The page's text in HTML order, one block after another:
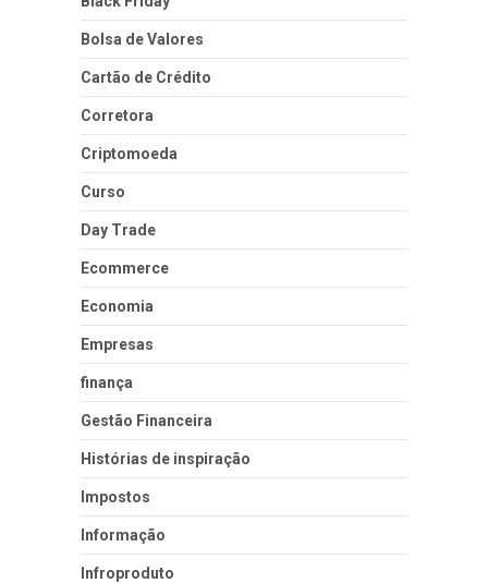
Bolsa de Valores
Cartão de Crédito
Corretora
Criptomoeda
Curso
Day Trade
Ecommerce
Economia
Empresas
finança
Gestão Financeira
Histórias de inspiração
Impostos
Informação
Infroproduto